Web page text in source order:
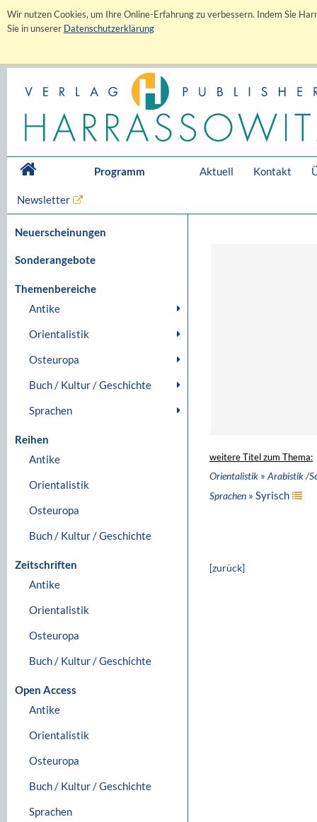
Wir nutzen Cookies, um Ihre Online-Erfahrung zu verbessern. Indem Sie
Sie in unserer Datenschutzerklärung
Programm Aktuell Kontakt
Newsletter
Neuerscheinungen
Sonderangebote
Themenbereiche
Antike
Orientalistik
Osteuropa
Buch / Kultur / Geschichte
Sprachen
Reihen
Antike
Orientalistik
Osteuropa
Buch / Kultur / Geschichte
Zeitschriften
Antike
Orientalistik
Osteuropa
Buch / Kultur / Geschichte
Open Access
Antike
Orientalistik
Osteuropa
Buch / Kultur / Geschichte
Sprachen
weitere Titel zum Thema:
Orientalistik » Arabistik /
Sprachen » Syrisch
[zurück]